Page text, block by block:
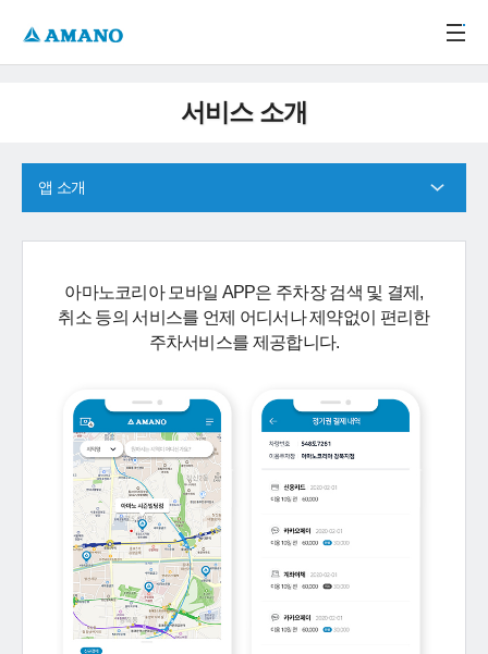
서비스 소개
앱 소개
아마노코리아 모바일 APP은 주차장 검색 및 결제,
취소 등의 서비스를 언제 어디서나 제약없이 편리한
주차서비스를 제공합니다.